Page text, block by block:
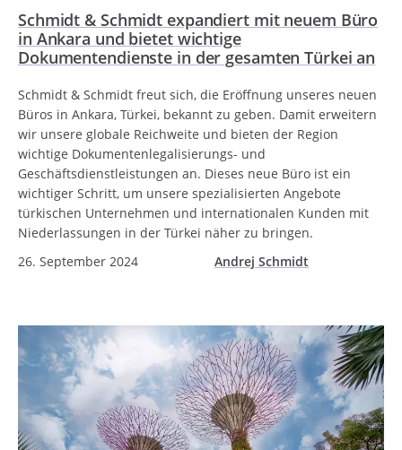
Schmidt & Schmidt expandiert mit neuem Büro
in Ankara und bietet wichtige
Dokumentendienste in der gesamten Türkei an
Schmidt & Schmidt freut sich, die Eröffnung unseres neuen
Büros in Ankara, Türkei, bekannt zu geben. Damit erweitern
wir unsere globale Reichweite und bieten der Region
wichtige Dokumentenlegalisierungs- und
Geschäftsdienstleistungen an. Dieses neue Büro ist ein
wichtiger Schritt, um unsere spezialisierten Angebote
türkischen Unternehmen und internationalen Kunden mit
Niederlassungen in der Türkei näher zu bringen.
26. September 2024
Andrej Schmidt